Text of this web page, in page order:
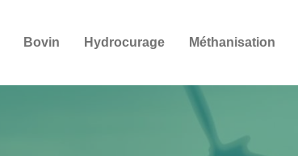
Bovin Hydrocurage Méthanisation